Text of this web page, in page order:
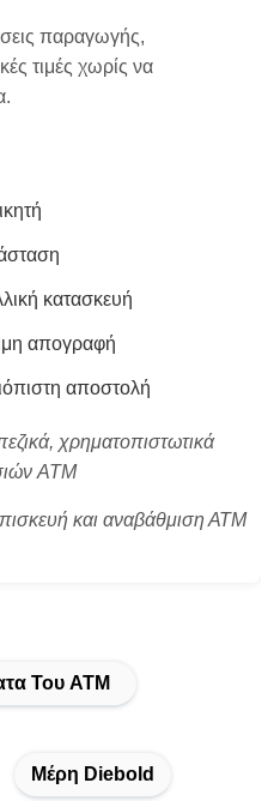
παραγωγής,
τιμές χωρίς να
κατασκευή
απογραφή
αποστολή
χρηματοπιστωτικά
ATM
και αναβάθμιση ΑΤΜ
Του ATM
Μέρη Diebold